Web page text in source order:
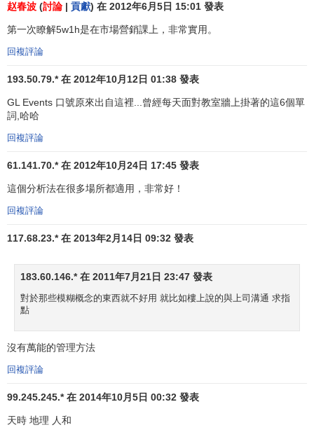
赵春波 (討論 | 貢獻) 在 2012年6月5日 15:01 發表
第一次瞭解5w1h是在市場營銷課上，非常實用。
回複評論
193.50.79.* 在 2012年10月12日 01:38 發表
GL Events 口號原來出自這裡...曾經每天面對教室牆上掛著的這6個單
詞,哈哈
回複評論
61.141.70.* 在 2012年10月24日 17:45 發表
這個分析法在很多場所都適用，非常好！
回複評論
117.68.23.* 在 2013年2月14日 09:32 發表
183.60.146.* 在 2011年7月21日 23:47 發表
對於那些模糊概念的東西就不好用 就比如樓上說的與上司溝通 求指
點
沒有萬能的管理方法
回複評論
99.245.245.* 在 2014年10月5日 00:32 發表
天時 地理 人和